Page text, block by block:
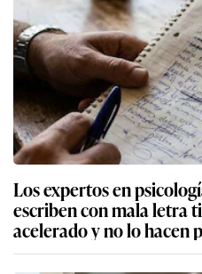
Los expertos en
escriben con mala letra
acelerado y no lo hacen